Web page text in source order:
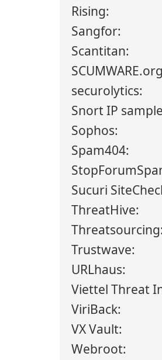
Rising:
Sangfor:
Scantitan:
securolytics:
Snort IP
Sophos:
Spam404:
Sucuri
ThreatHive:
Threatsourcing:
Trustwave:
URLhaus:
Viettel Threat
ViriBack:
VX Vault:
Webroot: